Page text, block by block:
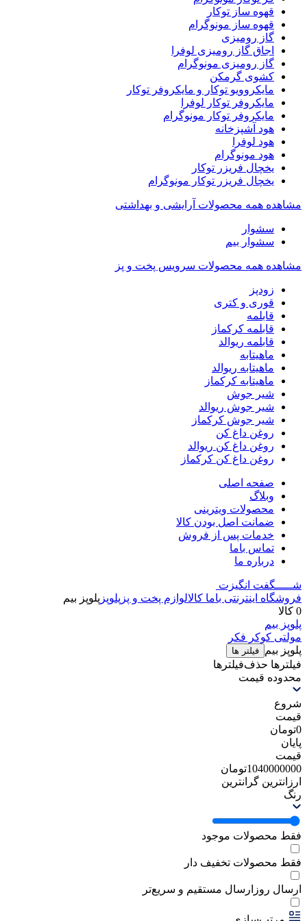
قهوه ساز توکار
قهوه ساز مونوگرام
گاز رومیزی
اجاق گاز رومیزی لوفرا
گاز رومیزی مونوگرام
کشوی گرمکن
مایکروویو توکار و مایکروفر توکار
مایکروفر توکار لوفرا
مایکروفر توکار مونوگرام
هود آشپزخانه
هود لوفرا
هود مونوگرام
یخچال فریزر توکار
یخچال فریزر توکار مونوگرام
مشاهده همه محصولات آرایشی و بهداشتی
سشوار
سشوار بیم
مشاهده همه محصولات سرویس پخت و پز
زودپز
قوری و کتری
قابلمه
قابلمه کرکماز
قابلمه ریوالد
ماهیتابه
ماهیتابه ریوالد
ماهیتابه کرکماز
شیر جوش
شیر جوش ریوالد
شیر جوش کرکماز
روغن داغ کن
روغن داغ کن ریوالد
روغن داغ کن کرکماز
صفحه اصلی
وبلاگ
محصولات ویترینی
ضمانت اصل بودن کالا
خدمات پس از فروش
تماس باما
درباره ما
شـــــگفت انگیزت
فروشگاه اینترنتی باما کالالوازم پخت و پز پلوپز پلوپز بیم
0 کالا
پلوپز بیم
مولتی کوکر فکر
پلوپز بیم
فیلتر ها
فیلترها حذف‌فیلتر‌ها
محدوده قیمت
شروع
قیمت
0تومان
پایان
قیمت
1040000000تومان
ارزانترین گرانترین
رنگ
فقط محصولات موجود
فقط محصولات تخفیف دار
ارسال روز ارسال مستقیم و سریع‌تر